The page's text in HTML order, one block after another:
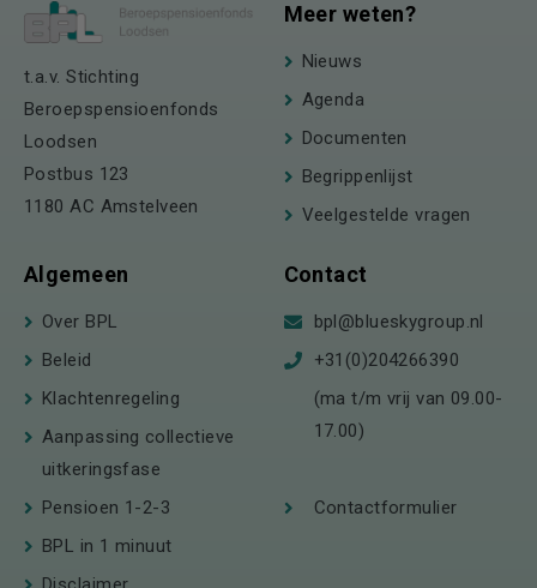
t.a.v. Stichting
Beroepspensioenfonds
Loodsen
Postbus 123
1180 AC Amstelveen
Meer weten?
Nieuws
Agenda
Documenten
Begrippenlijst
Veelgestelde vragen
Algemeen
Over BPL
Beleid
Klachtenregeling
Aanpassing collectieve
uitkeringsfase
Pensioen 1-2-3
BPL in 1 minuut
Contact
bpl@blueskygroup.nl
+31(0)204266390
(ma t/m vrij van 09.00-
17.00)
Contactformulier